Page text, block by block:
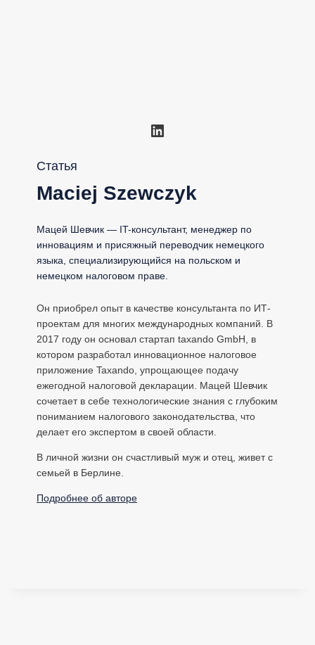
LinkedIn
Статья
Maciej Szewczyk
Мацей Шевчик — IT-консультант, менеджер по
инновациям и присяжный переводчик немецкого
языка, специализирующийся на польском и
немецком налоговом праве.
Он приобрел опыт в качестве консультанта по ИТ-
проектам для многих международных компаний. В
2017 году он основал стартап taxando GmbH, в
котором разработал инновационное налоговое
приложение Taxando, упрощающее подачу
ежегодной налоговой декларации. Мацей Шевчик
сочетает в себе технологические знания с глубоким
пониманием налогового законодательства, что
делает его экспертом в своей области.
В личной жизни он счастливый муж и отец, живет с
семьей в Берлине.
Подробнее об авторе